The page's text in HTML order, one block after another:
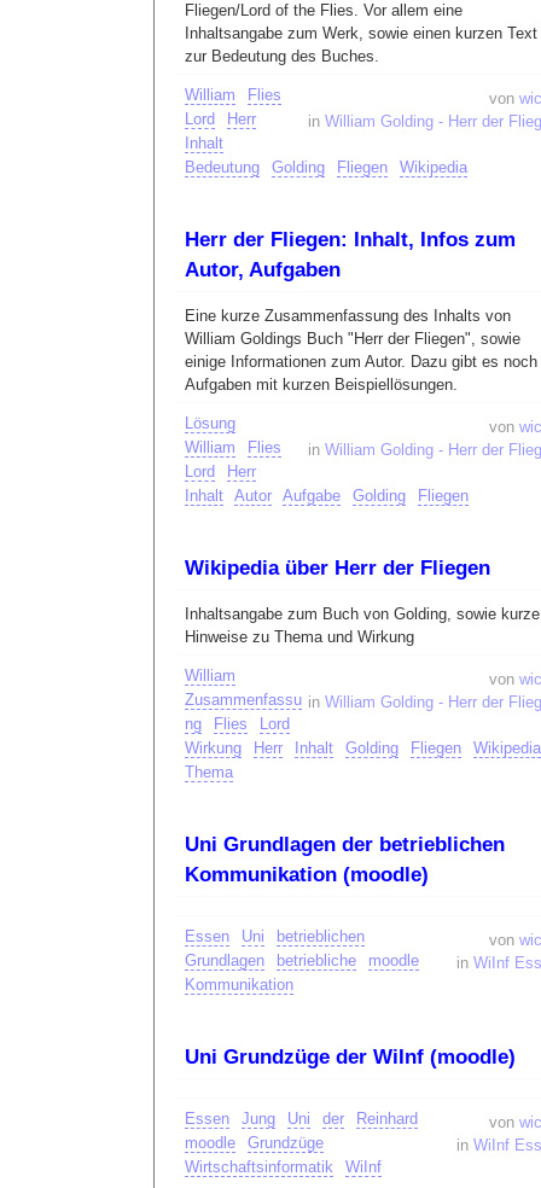
Fliegen/Lord of the Flies. Vor allem eine
Inhaltsangabe zum Werk, sowie einen kurzen Text
zur Bedeutung des Buches.
von
in William Golding - Herr der
William
Flies
Lord
Herr
Inhalt
Bedeutung
Golding Fliegen Wikipedia
Herr der Fliegen: Inhalt, Infos zum
Autor, Aufgaben
Eine kurze Zusammenfassung des Inhalts von
William Goldings Buch "Herr der Fliegen", sowie
einige Informationen zum Autor. Dazu gibt es noch
Aufgaben mit kurzen Beispiellösungen.
von
in William Golding - Herr der
Lösung
William
Flies
Lord
Herr
Inhalt Autor Aufgabe Golding Fliegen
Wikipedia über Herr der Fliegen
Inhaltsangabe zum Buch von Golding, sowie kurze
Hinweise zu Thema und Wirkung
von
in William Golding - Herr der
William
Zusammenfassu
ng
Flies
Lord
Wirkung
Herr Inhalt Golding Fliegen
Wikipedia
Thema
Uni Grundlagen der betrieblichen
Kommunikation (moodle)
von
in WiInf
Essen Uni
betrieblichen
Grundlagen
betriebliche
moodle
Kommunikation
Uni Grundzüge der WiInf (moodle)
von
in WiInf
Essen Jung Uni der
Reinhard
moodle
Grundzüge
Wirtschaftsinformatik
WiInf